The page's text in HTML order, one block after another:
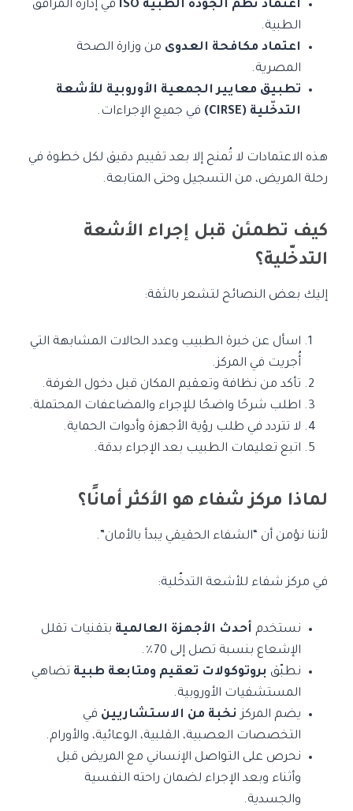
اعتماد نظم الجودة الطبية ISO
في إدارة المرافق
الطبية.
اعتماد مكافحة العدوى من وزارة الصحة
المصرية.
تطبيق معايير الجمعية الأوروبية للأشعة
التدخّلية (CIRSE)
في جميع الإجراءات.
هذه الاعتمادات لا تُمنح إلا بعد تقييم دقيق لكل خطوة في
رحلة المريض، من التسجيل وحتى المتابعة.
كيف تطمئن قبل إجراء الأشعة
التدخّلية؟
إليك بعض النصائح لتشعر بالثقة:
اسأل عن خبرة الطبيب وعدد الحالات المشابهة التي
أُجريت في المركز.
تأكد من نظافة وتعقيم المكان قبل دخول الغرفة.
اطلب شرحًا واضحًا للإجراء والمضاعفات المحتملة.
لا تتردد في طلب رؤية الأجهزة وأدوات الحماية.
اتبع تعليمات الطبيب بعد الإجراء بدقة.
لماذا مركز شفاء هو الأكثر أمانًا؟
لأننا نؤمن أن “الشفاء الحقيقي يبدأ بالأمان”.
في مركز شفاء للأشعة التدخّلية:
نستخدم أحدث الأجهزة العالمية بتقنيات تقلل
الإشعاع بنسبة تصل إلى 70٪.
نطبّق بروتوكولات تعقيم ومتابعة طبية تضاهي
المستشفيات الأوروبية.
يضم المركز نخبة من الاستشاريين في
التخصصات العصبية، القلبية، الوعائية، والأورام.
نحرص على التواصل الإنساني مع المريض قبل
وأثناء وبعد الإجراء لضمان راحته النفسية
والجسدية.